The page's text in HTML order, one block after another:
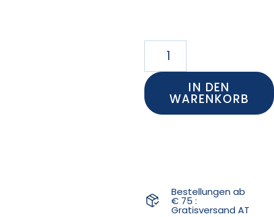
IN DEN
WARENKORB
Bestellungen ab
€ 75 :
Gratisversand AT